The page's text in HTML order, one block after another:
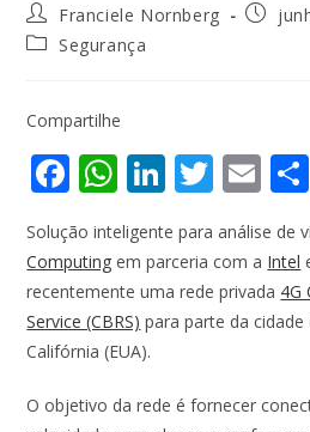
Franciele Nornberg
Segurança
Compartilhe
F
e
b
o
o
k
W
h
at
s
A
p
p
Li
k
e
dI
T
w
itt
er
E
m
ai
l
Solução inteligente para análise de
Computing em parceria com a Intel
recentemente uma rede privada 4G
Service (CBRS) para parte da
Califórnia (EUA).
O objetivo da rede é fornecer